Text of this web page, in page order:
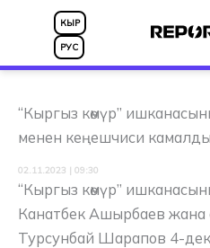
КЫР
РУС
“Кыргыз көмүр”
менен кеңешчиси камалды
02.11.2023 | 09:30
“Кыргыз көмүр”
Канатбек Ашырбаев жана
Турсунбай Шарапов 4-